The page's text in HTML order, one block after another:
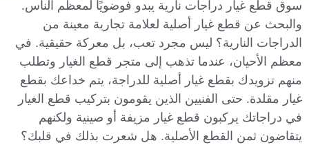
سوق قطع غيار دراجات نارية يبدو فوضويًا لمعظم الناس.
والبحث عن قطع غيار أصلية لعلامة تجارية معينة من
الدراجات النارية؟ ليس مجرد تعب، بل معركة حقيقية. في
معظم الأحيان، عندما تذهب إلى متجر قطع الغيار وتطلب
منهم تزويدك بقطع غيار أصلية للدراجة، يتم خداعك بقطع
غيار مقلدة. حتى الفنيين الذين يقومون بتركيب قطع الغيار
في دراجاتك يركبون قطع غيار مزيفة أو صينية ولكنهم
يتقاضون ثمن القطع الأصلية. هل شعرت بذلك في قلبك؟